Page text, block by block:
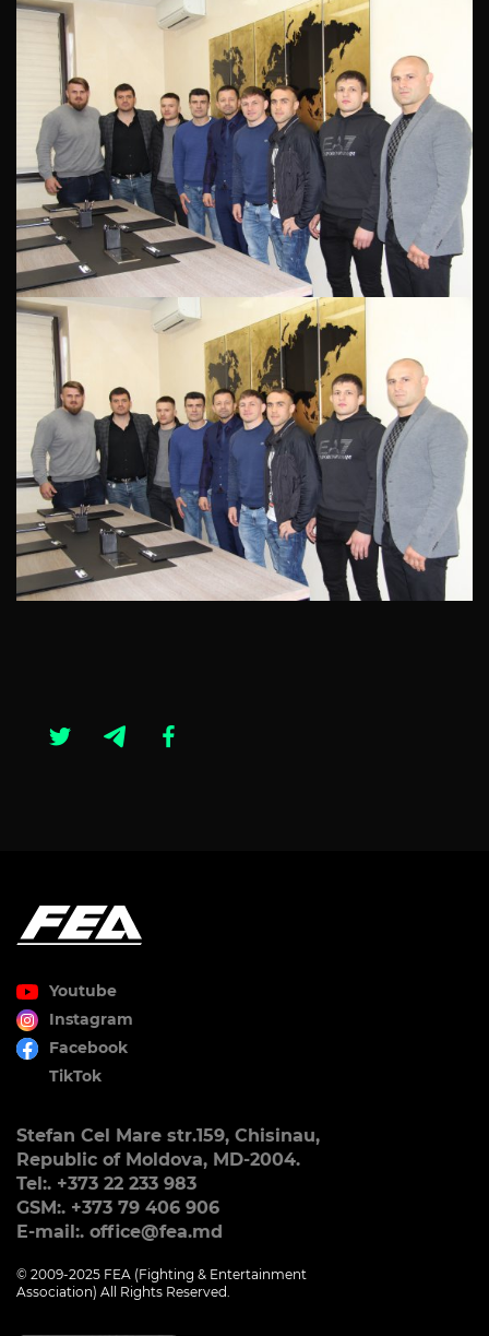
Youtube
Instagram
Facebook
TikTok
Stefan Cel Mare str.159, Chisinau,
Republic of Moldova, MD-2004.
Tel:. +373 22 233 983
GSM:. +373 79 406 906
E-mail:. office@fea.md
© 2009-2025 FEA (Fighting & Entertainment
Association) All Rights Reserved.